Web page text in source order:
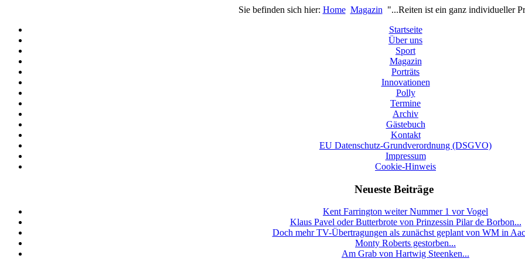
Sie befinden sich hier: Home Magazin "...Reiten ist ein ganz individueller
Startseite
Über uns
Sport
Magazin
Porträts
Innovationen
Polly
Termine
Archiv
Gästebuch
Kontakt
EU Datenschutz-Grundverordnung (DSGVO)
Impressum
Cookie-Hinweis
Neueste Beiträge
Kent Farrington weiter Nummer 1 vor Vogel
Klaus Pavel oder Butterbrote von Prinzessin Pilar de Borbon...
Doch mehr TV-Übertragungen als zunächst geplant von WM in
Monty Roberts gestorben...
Am Grab von Hartwig Steenken...